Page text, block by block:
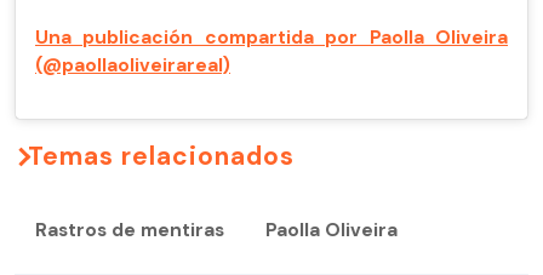
Una publicación compartida por Paolla Oliveira
(@paollaoliveirareal)
Temas relacionados
Rastros de mentiras Paolla Oliveira